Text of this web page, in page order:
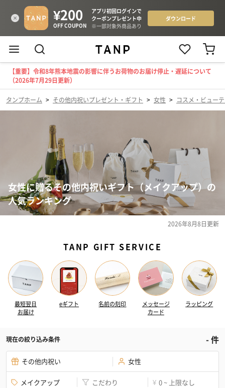
【重要】令和8年熊本地震の影響に伴うお荷物のお届け停止・遅延について
（2026年7月29日更新）
タンプホーム > その他内祝いプレゼント・ギフト > 女性 > コスメ・ビュー
女性に贈るその他内祝いギフト（メイクアップ）の
人気ランキング
2026年8月8日更新
TANP GIFT SERVICE
最短翌日
お届け
eギフト 名前の刻印
メッセージ
カード
ラッピング
現在の絞り込み条件 -件
その他内祝い 女性
メイクアップ こだわり ¥ 0 ~ 上限なし